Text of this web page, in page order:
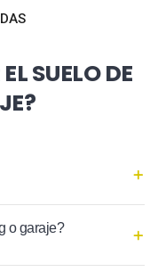
SUELO DE
o garaje?